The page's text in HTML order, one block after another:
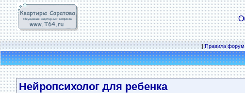
|Правила
Нейропсихолог для ребенка